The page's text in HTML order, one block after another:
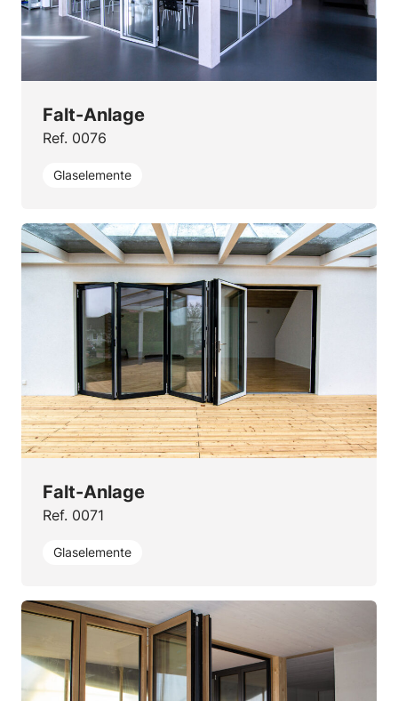
Falt-Anlage
Ref. 0076
Glaselemente
Falt-Anlage
Ref. 0071
Glaselemente